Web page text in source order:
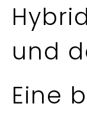
und
Eine